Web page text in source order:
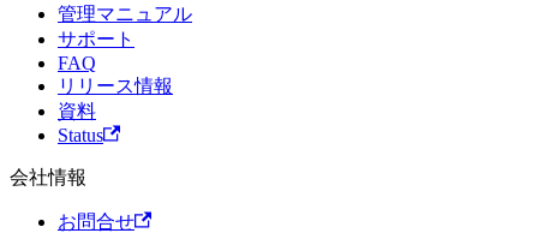
管理マニュアル
サポート
FAQ
リリース情報
資料
Status
会社情報
お問合せ